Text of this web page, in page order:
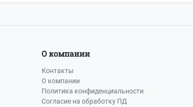
О компании
Контакты
О компании
Политика конфиденциальности
Согласие на обработку ПД